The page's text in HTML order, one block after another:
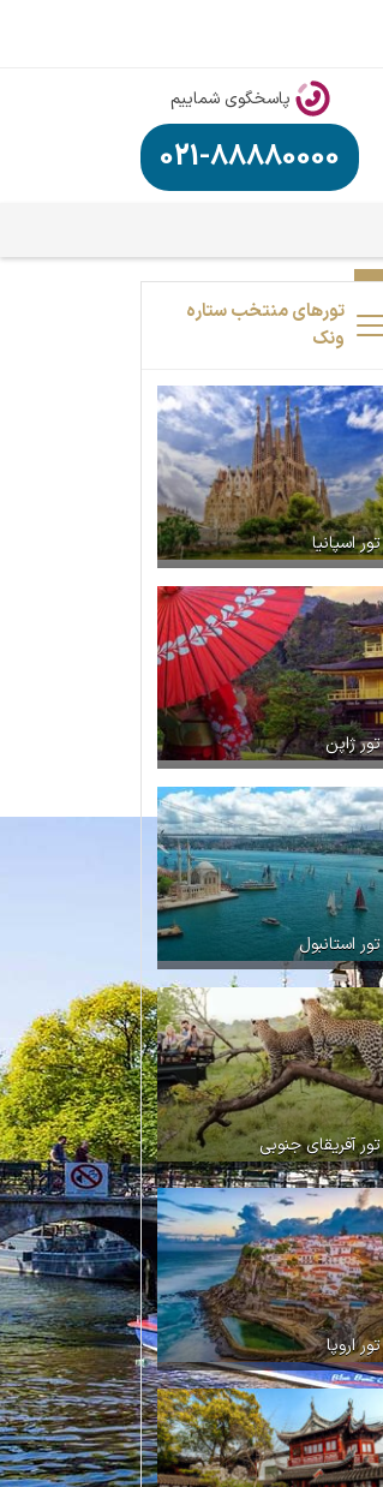
پاسخگوی شماییم
021-88880000
تورهای منتخب ستاره
ونک
تور اسپانیا
تور ژاپن
تور استانبول
تور آفریقای جنوبی
تور اروپا